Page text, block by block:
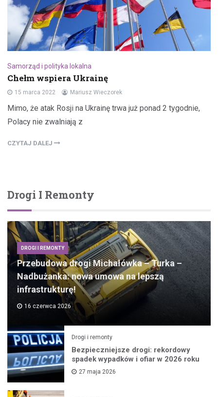
Samorząd i polityka lokalna
Chełm wspiera Ukrainę
15 marca 2022 Mariusz Wieczorek
Mimo, że atak Rosji na Ukrainę trwa już ponad 2 tygodnie,
Polacy nie zwalniają z
CZYTAJ DALEJ
Drogi I Remonty
DROGI I REMONTY
Przebudowa drogi Michałówka – Turka –
Nadbużanka: nowa umowa na lepszą
infrastrukturę!
16 czerwca 2026
Drogi i remonty
Bezpieczniejsze drogi: rekordowy
spadek wypadków i ofiar w 2026 roku
27 maja 2026